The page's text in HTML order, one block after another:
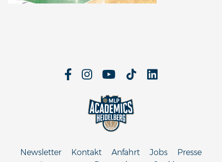
Newsletter Kontakt Anfahrt Jobs
Presse